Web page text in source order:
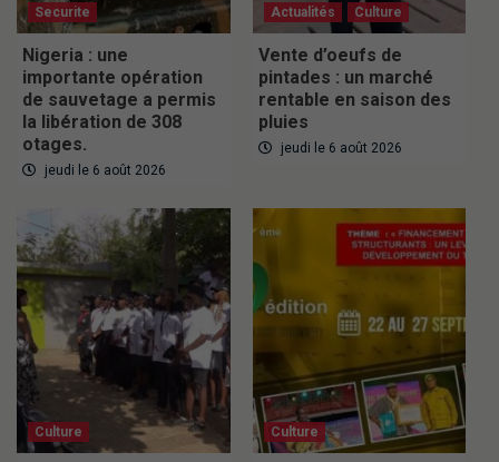
Securite
Nigeria : une
importante opération
de sauvetage a permis
la libération de 308
otages.
jeudi le 6 août 2026
Actualités Culture
Vente d’oeufs de
pintades : un marché
rentable en saison des
pluies
jeudi le 6 août 2026
Culture Culture